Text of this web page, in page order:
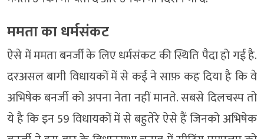
ममता का धर्मसंकट
ऐसे में ममता बनर्जी के लिए धर्मसंकट की स्थिति पैदा हो गई है.
दरअसल बागी विधायकों में से कई ने साफ़ कह दिया है कि वे
अभिषेक बनर्जी को अपना नेता नहीं मानते. सबसे दिलचस्प तो
ये है कि इन 59 विधायकों में से बहुतेरे ऐसे हैं जिनको अभिषेक